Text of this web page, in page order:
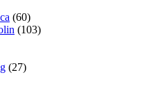
(60)
(103)
(27)